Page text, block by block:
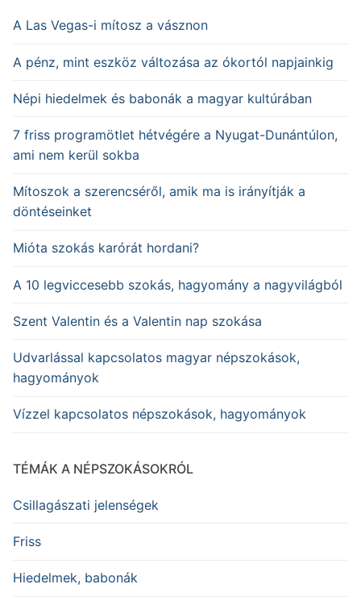
A Las Vegas-i mítosz a vásznon
A pénz, mint eszköz változása az ókortól napjainkig
Népi hiedelmek és babonák a magyar kultúrában
7 friss programötlet hétvégére a Nyugat-Dunántúlon,
ami nem kerül sokba
Mítoszok a szerencséről, amik ma is irányítják a
döntéseinket
Mióta szokás karórát hordani?
A 10 legviccesebb szokás, hagyomány a nagyvilágból
Szent Valentin és a Valentin nap szokása
Udvarlással kapcsolatos magyar népszokások,
hagyományok
Vízzel kapcsolatos népszokások, hagyományok
TÉMÁK A NÉPSZOKÁSOKRÓL
Csillagászati jelenségek
Friss
Hiedelmek, babonák